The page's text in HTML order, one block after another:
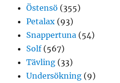
Östensö (355)
Petalax (93)
Snappertuna (54)
Solf(567)
Tävling (33)
Undersökning (9)